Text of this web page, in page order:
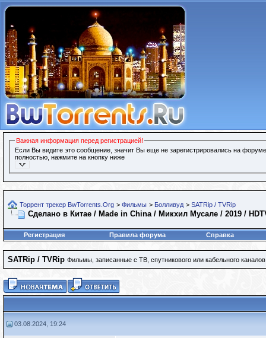
Важная информация перед регистрацией!
Если Вы видите это сообщение, значит Вы еще не зарегистрировались на
полностью, нажмите на кнопку ниже
Торрент трекер BwTorrents.Org > Фильмы > Болливуд > SATRip / TVRip
Сделано в Китае / Made in China / Микхил Мусале / 2019 /
Регистрация Правила форума Справка
SATRip / TVRip Фильмы, записанные с ТВ, спутникового или кабельного каналов
03.08.2024, 19:24